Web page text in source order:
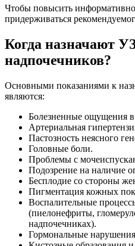
Чтобы повысить
придерживаться
Когда назначают
надпочечников?
Основными показаниями к
являются:
Болезненные ощущения
Артериальная
Пастозность неясного
Головные боли.
Проблемы с
Подозрение на наличие
Бесплодие со стороны
Пигментация кожных
Воспалительные
(пиелонефриты,
надпочечниках).
Гормональные